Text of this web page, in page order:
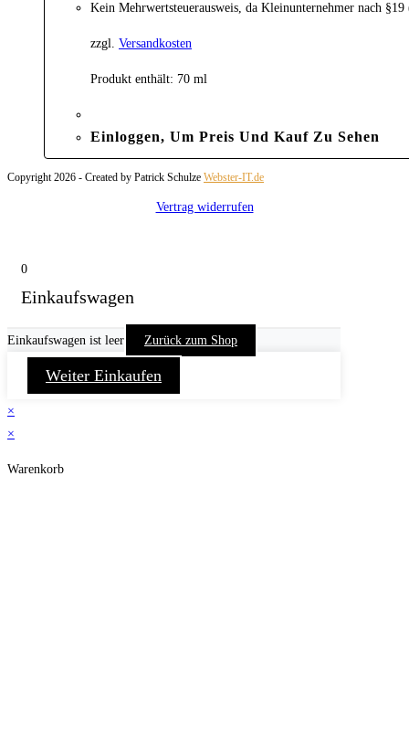
Kein Mehrwertsteuerausweis, da Kleinunternehmer nach
zzgl. Versandkosten
Produkt enthält: 70 ml
Einloggen, Um Preis Und Kauf Zu Sehen
Copyright 2026 - Created by Patrick Schulze Webster-IT.de
Vertrag widerrufen
0
Einkaufswagen
Einkaufswagen ist leer Zurück zum Shop
Weiter Einkaufen
×
×
Warenkorb